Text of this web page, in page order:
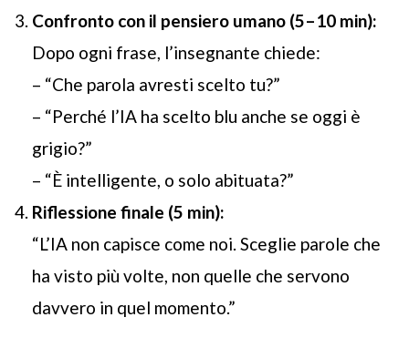
Confronto con il pensiero umano (5–10 min):
Dopo ogni frase, l’insegnante chiede:
– “Che parola avresti scelto tu?”
– “Perché l’IA ha scelto blu anche se oggi è
grigio?”
– “È intelligente, o solo abituata?”
Riflessione finale (5 min):
“L’IA non capisce come noi. Sceglie parole che
ha visto più volte, non quelle che servono
davvero in quel momento.”